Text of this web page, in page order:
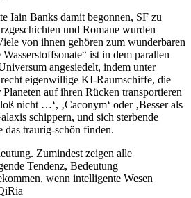
Iain Banks damit begonnen, SF zu
und Romane wurden
von ihnen gehören zum wunderbaren
ist in dem parallen
angesiedelt, indem unter
eigenwillige KI-Raumschiffe, die
auf ihren Rücken transportieren
nicht …‘, ‚Caconym‘ oder ‚Besser als
schippern, und sich sterbende
das traurig-schön finden.
Zumindest zeigen alle
Tendenz, Bedeutung
wenn intelligente Wesen